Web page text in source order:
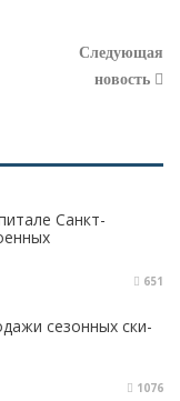
Следующая
новость
Санкт-
651
сезонных ски-
1076